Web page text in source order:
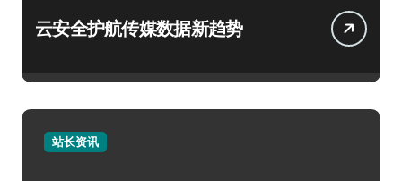
云安全护航传媒数据新趋势
站长资讯